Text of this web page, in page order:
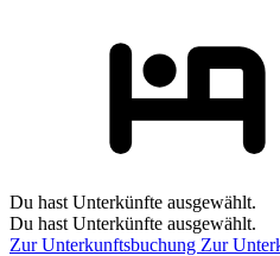
Du hast Unterkünfte ausgewählt.
Du hast Unterkünfte ausgewählt.
Zur Unterkunftsbuchung Zur